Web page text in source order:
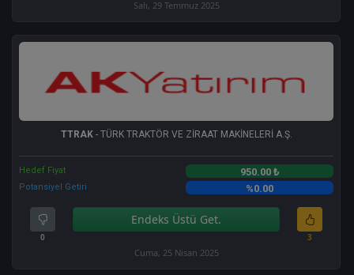
Salı, 29 Temmuz 2025
TTRAK- TÜRK TRAKTÖR VE ZİRAAT MAKİNELERİ A.Ş.
Hedef Fiyat 950.00 ₺
Potansiyel Getiri %0.00
0
Endeks Üstü Get.
3
Cuma, 25 Nisan 2025